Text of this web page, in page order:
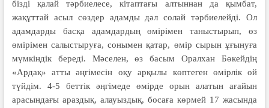
бізді қалай тәрбиелесе, кітаптағы алтыннан да қымбат,
жақұттай асыл сөздер адамды дәл солай тәрбиелейді. Ол
адамдарды басқа адамдардың өмірімен таныстырып, өз
өмірімен салыстыруға, сонымен қатар, өмір сырын ұғынуға
мүмкіндік береді. Мәселен, өз басым Оралхан Бөкейдің
«Ардақ» атты әңгімесін оқу арқылы көптеген өмірлік ой
түйдім. 4-5 беттік әңгімеде өмірде орын алатын ағайын
арасындағы араздық, алауыздық, босаға көрмей 17 жасында